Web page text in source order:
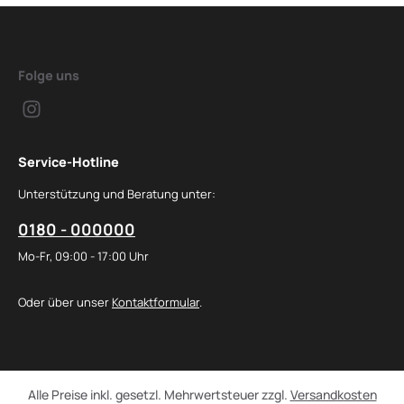
Folge uns
Service-Hotline
Unterstützung und Beratung unter:
0180 - 000000
Mo-Fr, 09:00 - 17:00 Uhr
Oder über unser Kontaktformular.
Alle Preise inkl. gesetzl. Mehrwertsteuer zzgl. Versandkosten